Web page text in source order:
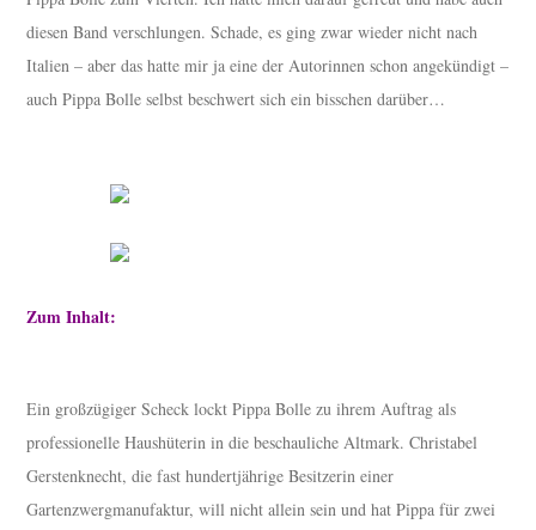
diesen Band verschlungen. Schade, es ging zwar wieder nicht nach
Italien – aber das hatte mir ja eine der Autorinnen schon angekündigt –
auch Pippa Bolle selbst beschwert sich ein bisschen darüber…
Zum Inhalt:
Ein großzügiger Scheck lockt Pippa Bolle zu ihrem Auftrag als
professionelle Haushüterin in die beschauliche Altmark. Christabel
Gerstenknecht, die fast hundertjährige Besitzerin einer
Gartenzwergmanufaktur, will nicht allein sein und hat Pippa für zwei